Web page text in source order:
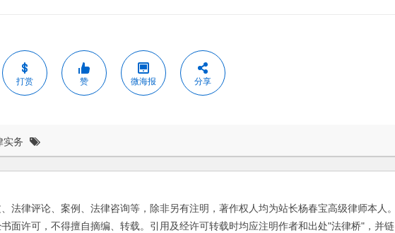
打赏 赞 微海报 分享
实务
法律评论、案例、法律咨询等，除非另有注明，著作权人均为站长杨春宝高级律师本人。
面许可，不得擅自摘编、转载。引用及经许可转载时均应注明作者和出处"法律桥"，并链